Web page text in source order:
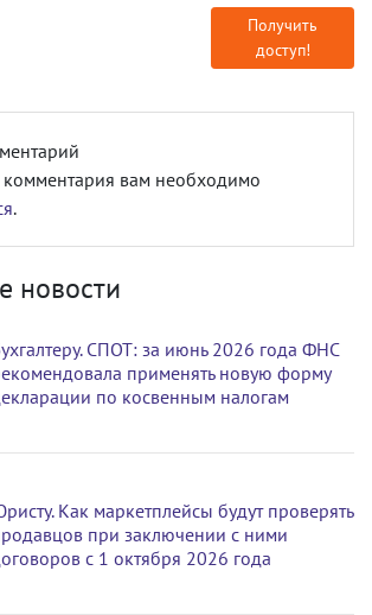
Получить
доступ!
вам необходимо
.
новости
СПОТ: за июнь 2026 года ФНС
применять новую форму
по косвенным налогам
Как маркетплейсы будут проверять
при заключении с ними
с 1 октября 2026 года